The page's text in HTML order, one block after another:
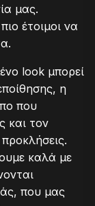
μας.
έτοιμοι να
look μπορεί
η
που
και τον
καλά με
που μας